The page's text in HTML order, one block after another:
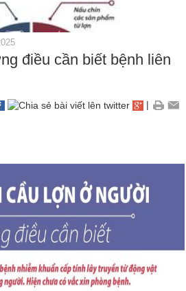
điều cần biết bệnh liên
|